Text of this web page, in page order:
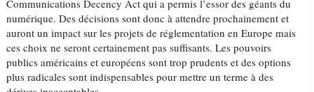
Communications Decency Act qui a permis l’essor des géants du
numérique. Des décisions sont donc à attendre prochainement et
auront un impact sur les projets de réglementation en Europe mais
ces choix ne seront certainement pas suffisants. Les pouvoirs
publics américains et européens sont trop prudents et des options
plus radicales sont indispensables pour mettre un terme à des